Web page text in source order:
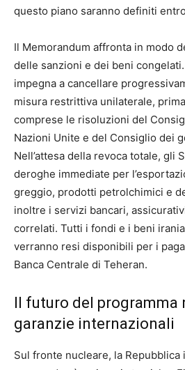
questo piano saranno definiti
Il Memorandum affronta in modo
delle sanzioni e dei beni
impegna a cancellare
misura restrittiva unilaterale,
comprese le risoluzioni del
Nazioni Unite e del Consiglio dei
Nell’attesa della revoca totale, gli
deroghe immediate per
greggio, prodotti petrolchimici e
inoltre i servizi bancari,
correlati. Tutti i fondi e i beni
verranno resi disponibili per i
Banca Centrale di Teheran.
Il futuro del programma
garanzie internazionali
Sul fronte nucleare, la Repubblica